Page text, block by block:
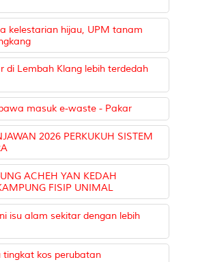
kelestarian hijau, UPM tanam
di Lembah Klang lebih terdedah
masuk e-waste - Pakar
2026 PERKUKUH SISTEM
ACHEH YAN KEDAH
FISIP UNIMAL
isu alam sekitar dengan lebih
tingkat kos perubatan